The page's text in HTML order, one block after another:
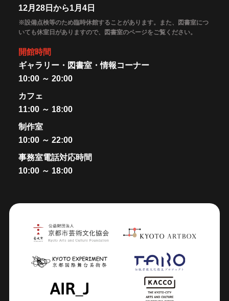
12月28日から1月4日
※設備点検等のため臨時休館することがあります。また、図書室につ
いても休室日がありますので、図書室のページをご覧ください。
開館時間
ギャラリー・図書室・情報コーナー
10:00 ～ 20:00
カフェ
11:00 ～ 18:00
制作室
10:00 ～ 22:00
事務室電話対応時間
10:00 ～ 18:00